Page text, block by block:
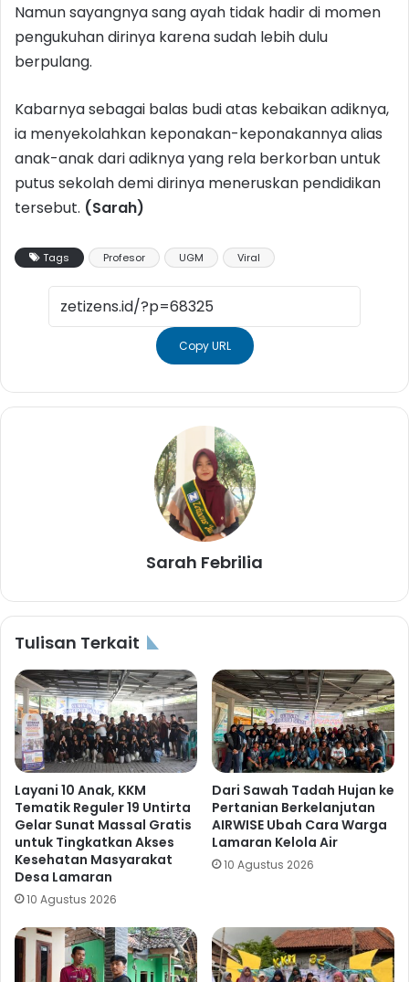
Namun sayangnya sang ayah tidak hadir di momen
pengukuhan dirinya karena sudah lebih dulu
berpulang.
Kabarnya sebagai balas budi atas kebaikan adiknya,
ia menyekolahkan keponakan-keponakannya alias
anak-anak dari adiknya yang rela berkorban untuk
putus sekolah demi dirinya meneruskan pendidikan
tersebut. (Sarah)
Tags Profesor UGM Viral
Copy URL
Sarah Febrilia
Tulisan Terkait
Layani 10 Anak, KKM
Tematik Reguler 19 Untirta
Gelar Sunat Massal Gratis
untuk Tingkatkan Akses
Kesehatan Masyarakat
Desa Lamaran
10 Agustus 2026
Dari Sawah Tadah Hujan ke
Pertanian Berkelanjutan
AIRWISE Ubah Cara Warga
Lamaran Kelola Air
10 Agustus 2026